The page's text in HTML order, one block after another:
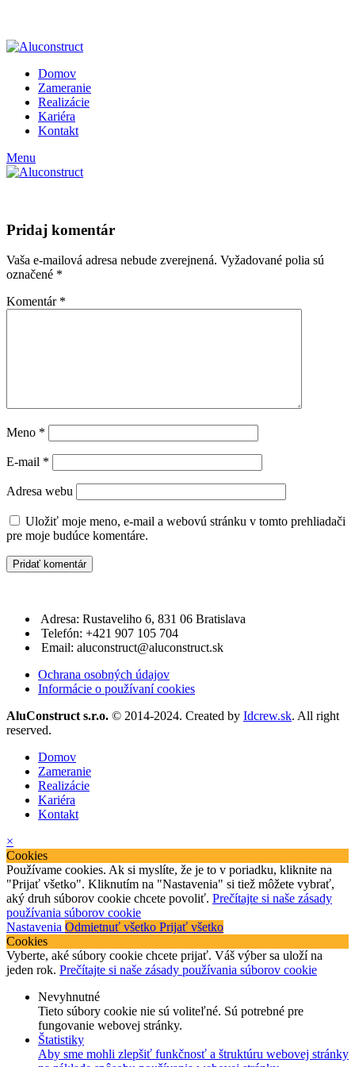
Domov
Zameranie
Realizácie
Kariéra
Kontakt
Menu
Pridaj komentár
Vaša e-mailová adresa nebude zverejnená. Vyžadované polia sú
označené *
Komentár *
Meno *
E-mail *
Adresa webu
Uložiť moje meno, e-mail a webovú stránku v tomto prehliadači
pre moje budúce komentáre.
Adresa: Rustaveliho 6, 831 06 Bratislava
Telefón: +421 907 105 704
Email: aluconstruct@aluconstruct.sk
Ochrana osobných údajov
Informácie o používaní cookies
AluConstruct s.r.o. © 2014-2024. Created by Idcrew.sk. All right
reserved.
Domov
Zameranie
Realizácie
Kariéra
Kontakt
×
Cookies
Používame cookies. Ak si myslíte, že je to v poriadku, kliknite na
"Prijať všetko". Kliknutím na "Nastavenia" si tiež môžete vybrať,
aký druh súborov cookie chcete povoliť. Prečítajte si naše zásady
používania súborov cookie
Nastavenia Odmietnuť všetko Prijať všetko
Cookies
Vyberte, aké súbory cookie chcete prijať. Váš výber sa uloží na
jeden rok. Prečítajte si naše zásady používania súborov cookie
Nevyhnutné
Tieto súbory cookie nie sú voliteľné. Sú potrebné pre
fungovanie webovej stránky.
Štatistiky
Aby sme mohli zlepšiť funkčnosť a štruktúru webovej stránky